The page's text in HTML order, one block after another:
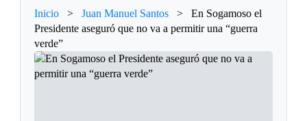
Inicio > Juan Manuel Santos >
En Sogamoso el
Presidente aseguró que no va a permitir una “guerra
verde”